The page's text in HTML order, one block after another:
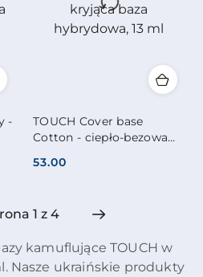
-
TOUCH Cover base
Cotton - ciepło-bezowa
13 ml
Cena:
53.00
kamuflujące TOUCH w
Nasze ukraińskie produkty